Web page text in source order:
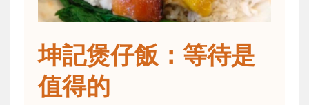
坤記煲仔飯：等待是
值得的